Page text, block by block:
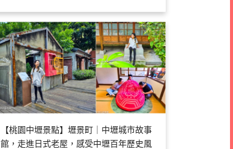
【桃園中壢景點】壢景町｜中壢城市故事
館，走進日式老屋，感受中壢百年歷史風